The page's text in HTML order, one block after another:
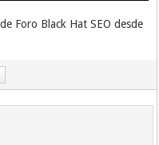
Foro Black Hat SEO desde